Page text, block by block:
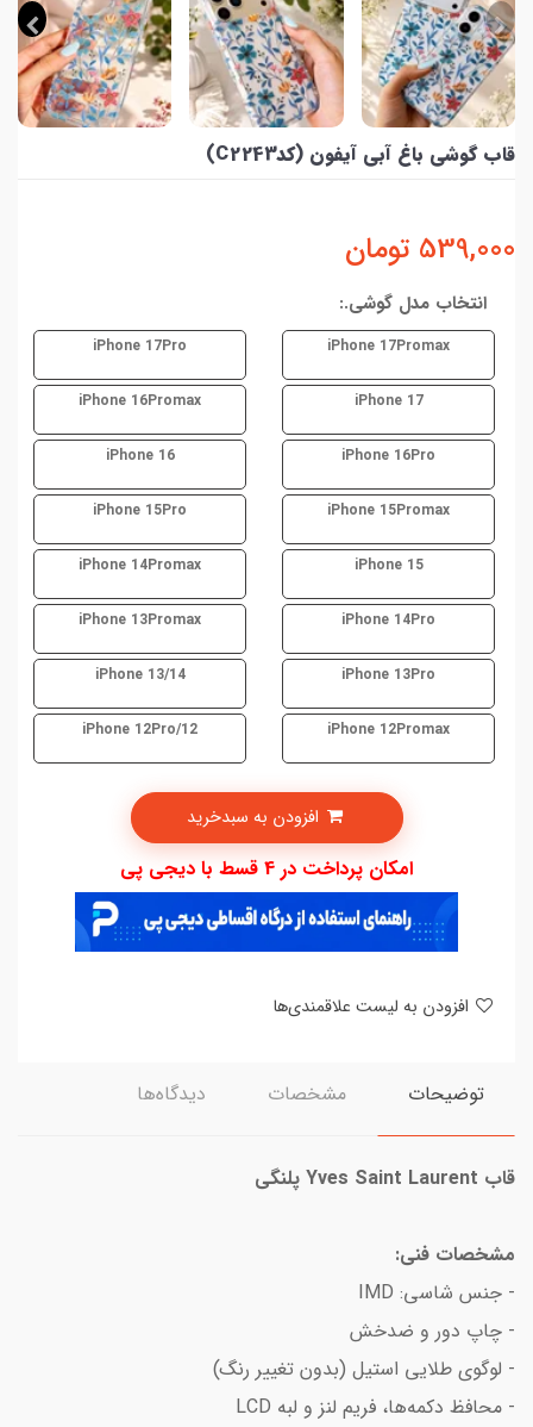
قاب گوشی باغ آبی آیفون (کدC2243)
539,000 تومان
انتخاب مدل گوشی.:
iPhone 17Promax
iPhone 17Pro
iPhone 17
iPhone 16Promax
iPhone 16Pro
iPhone 16
iPhone 15Promax
iPhone 15Pro
iPhone 15
iPhone 14Promax
iPhone 14Pro
iPhone 13Promax
iPhone 13Pro
iPhone 13/14
iPhone 12Promax
iPhone 12Pro/12
امکان پرداخت در 4 قسط با دیجی پی
توضیحات مشخصات دیدگاه‌ها
قاب Yves Saint Laurent پلنگی
مشخصات فنی:
- جنس شاسی: IMD
- چاپ دور و ضدخش
- لوگوی طلایی استیل (بدون تغییر رنگ)
- محافظ دکمه‌ها، فریم لنز و لبه LCD